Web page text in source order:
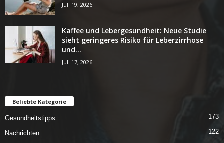
Juli 19, 2026
Kaffee und Lebergesundheit: Neue Studie
sieht geringeres Risiko für Leberzirrhose
und...
Juli 17, 2026
Beliebte Kategorie
Gesundheitstipps 173
Nachrichten
122